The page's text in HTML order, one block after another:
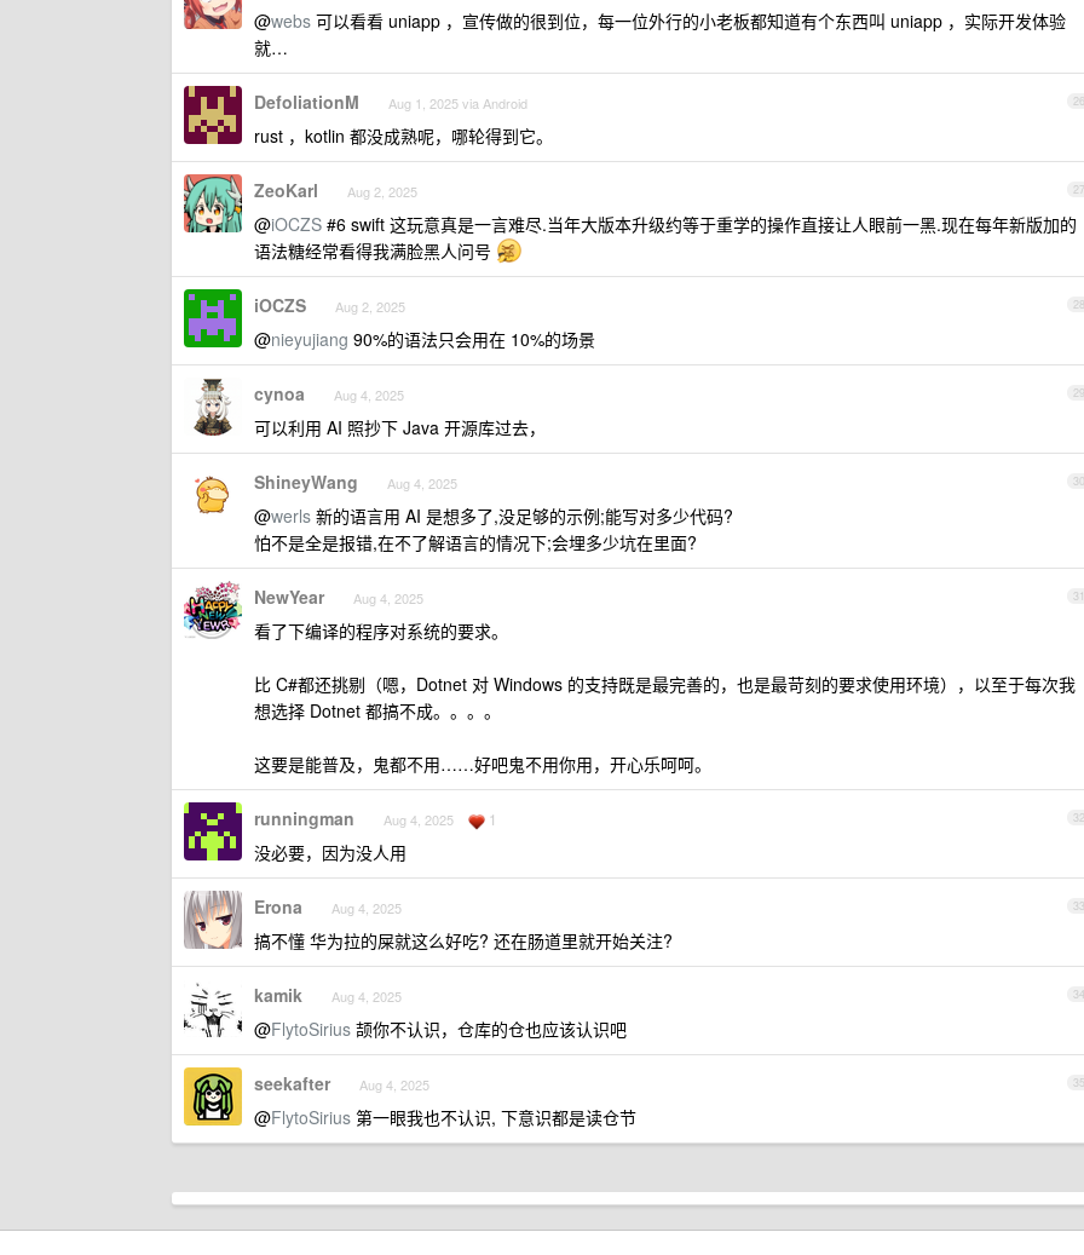
@webs 可以看看 uniapp ，宣传做的很到位，每一位外行的小老板都知道有个东西叫 uniapp ，实际开发体验
就…
26
DefoliationM Aug 1, 2025 via Android
rust ，kotlin 都没成熟呢，哪轮得到它。
27
ZeoKarl Aug 2, 2025
@iOCZS #6 swift 这玩意真是一言难尽.当年大版本升级约等于重学的操作直接让人眼前一黑.现在每年新版加的
语法糖经常看得我满脸黑人问号
28
iOCZS Aug 2, 2025
@nieyujiang 90%的语法只会用在 10%的场景
29
cynoa Aug 4, 2025
可以利用 AI 照抄下 Java 开源库过去，
30
ShineyWang Aug 4, 2025
@werls 新的语言用 AI 是想多了,没足够的示例;能写对多少代码?
怕不是全是报错,在不了解语言的情况下;会埋多少坑在里面?
31
NewYear Aug 4, 2025
看了下编译的程序对系统的要求。
比 C#都还挑剔（嗯，Dotnet 对 Windows 的支持既是最完善的，也是最苛刻的要求使用环境），以至于每次我
想选择 Dotnet 都搞不成。。。。
这要是能普及，鬼都不用……好吧鬼不用你用，开心乐呵呵。
32
runningman Aug 4, 2025 1
没必要，因为没人用
33
Erona Aug 4, 2025
搞不懂 华为拉的屎就这么好吃? 还在肠道里就开始关注?
34
kamik Aug 4, 2025
@FlytoSirius 颉你不认识，仓库的仓也应该认识吧
35
seekafter Aug 4, 2025
@FlytoSirius 第一眼我也不认识, 下意识都是读仓节